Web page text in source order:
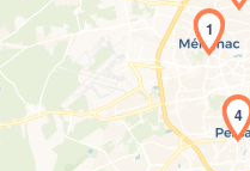
1
4